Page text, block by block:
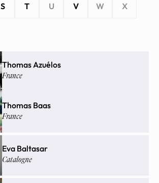
S T U V W X
Thomas Azuélos
France
Thomas Baas
France
Eva Baltasar
Catalogne